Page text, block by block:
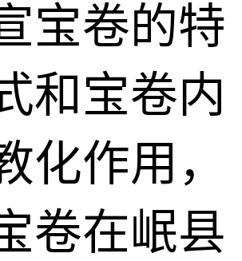
宝卷的特
和宝卷内
化作用，
卷在岷县